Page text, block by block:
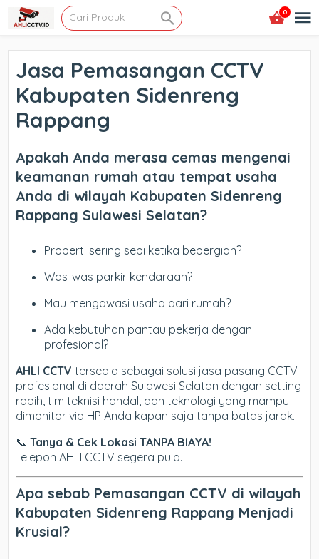
0
Jasa Pemasangan CCTV
Kabupaten Sidenreng
Rappang
Apakah Anda merasa cemas mengenai
keamanan rumah atau tempat usaha
Anda di wilayah Kabupaten Sidenreng
Rappang Sulawesi Selatan?
Properti sering sepi ketika bepergian?
Was-was parkir kendaraan?
Mau mengawasi usaha dari rumah?
Ada kebutuhan pantau pekerja dengan
profesional?
AHLI CCTV tersedia sebagai solusi jasa pasang CCTV
profesional di daerah Sulawesi Selatan dengan setting
rapih, tim teknisi handal, dan teknologi yang mampu
dimonitor via HP Anda kapan saja tanpa batas jarak.
📞Tanya & Cek Lokasi TANPA BIAYA!
Telepon AHLI CCTV segera pula.
Apa sebab Pemasangan CCTV di wilayah
Kabupaten Sidenreng Rappang Menjadi
Krusial?